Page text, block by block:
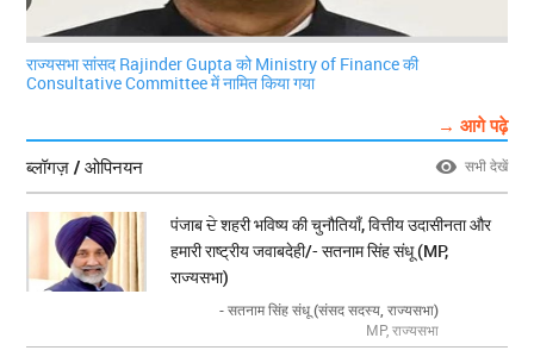
राज्यसभा सांसद Rajinder Gupta को Ministry of Finance की
Consultative Committee में नामित किया गया
→ आगे पढ़े
ब्लॉगज़ / ओपिनयन
सभी देखें
पंजाब ਦੇ शहरी भविष्य की चुनौतियाँ, वित्तीय उदासीनता और
हमारी राष्ट्रीय जवाबदेही/- सतनाम सिंह संधू (MP,
राज्यसभा)
- सतनाम सिंह संधू (संसद सदस्य, राज्यसभा)
MP, राज्यसभा